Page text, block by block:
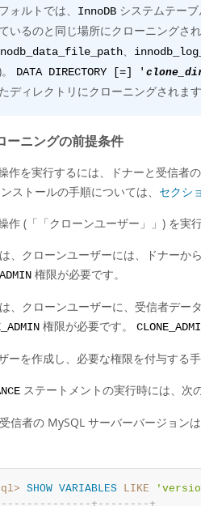
ォルトでは、 InnoDB システムテー
いるのと同じ場所にクローニングされ
、
DATA DIRECTORY [=] '
ディレクトリにクローニングされます
ーニングの前提条件
作を実行するには、ドナーと受信者
ストールの手順については、 セクシ
作 ( 「 「クローンユーザー」 」 ) を実
、クローンユーザーには、ドナー
権限が必要です。
、クローンユーザーに、受信者デー
権限が必要です。
ーを作成し、必要な権限を付与する
ステートメントの実行時には、次
信者の MySQL サーバーバージョン
SHOW VARIABLES LIKE